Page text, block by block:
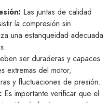
Las juntas de calidad
la compresión sin
una estanqueidad adecuada
ser duraderas y capaces
extremas del motor,
y fluctuaciones de presión.
Es importante verificar que el